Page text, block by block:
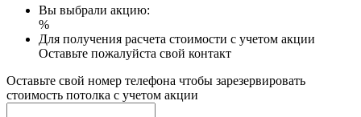
Вы выбрали акцию:
%
Для получения расчета стоимости с учетом акции
Оставьте пожалуйста свой контакт
Оставьте свой номер телефона чтобы зарезервировать
стоимость потолка с учетом акции